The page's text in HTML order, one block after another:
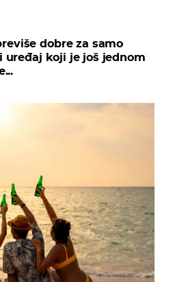
dobre za samo
uređaj koji je još jednom